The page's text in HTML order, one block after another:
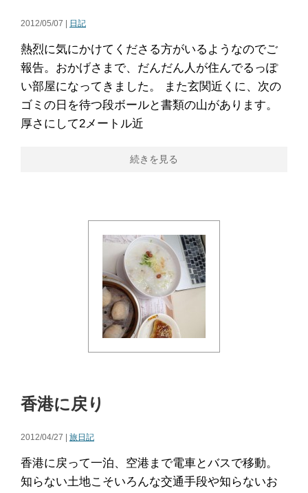
2012/05/07 | 日記
熱烈に気にかけてくださる方がいるようなのでご
報告。おかげさまで、だんだん人が住んでるっぽ
い部屋になってきました。 また玄関近くに、次の
ゴミの日を待つ段ボールと書類の山があります。
厚さにして2メートル近
続きを見る
香港に戻り
2012/04/27 | 旅日記
香港に戻って一泊、空港まで電車とバスで移動。
知らない土地こそいろんな交通手段や知らないお